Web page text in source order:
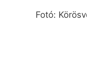
Fotó: